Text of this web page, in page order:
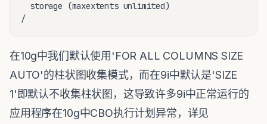
  storage (maxextents unlimited)
/
在10g中我们默认使用'FOR ALL COLUMNS SIZE
AUTO'的柱状图收集模式，而在9i中默认是'SIZE
1'即默认不收集柱状图，这导致许多9i中正常运行的
应用程序在10g中CBO执行计划异常，详见